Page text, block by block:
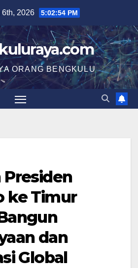
6th, 2026 5:02:55 PM
ORANG BENGKULU
ke Timur
dan
Global